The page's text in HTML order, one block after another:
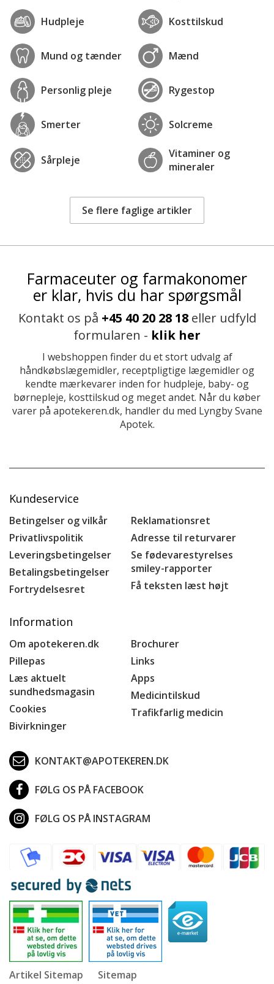
Hudpleje Kosttilskud
Mund og tænder Mænd
Personlig pleje Rygestop
Smerter Solcreme
Sårpleje
Vitaminer og
mineraler
Se flere faglige artikler
Farmaceuter og farmakonomer
er klar, hvis du har spørgsmål
Kontakt os på +45 40 20 28 18eller udfyld
formularen - klik her
I webshoppen finder du et stort udvalg af
håndkøbslægemidler, receptpligtige lægemidler og
kendte mærkevarer inden for hudpleje, baby- og
børnepleje, kosttilskud og meget andet. Når du køber
varer på apotekeren.dk, handler du med Lyngby Svane
Apotek.
Kundeservice
Betingelser og vilkår
Privatlivspolitik
Leveringsbetingelser
Betalingsbetingelser
Fortrydelsesret
Reklamationsret
Adresse til returvarer
Se fødevarestyrelses
smiley-rapporter
Få teksten læst højt
Information
Om apotekeren.dk
Pillepas
Læs aktuelt
sundhedsmagasin
Cookies
Bivirkninger
Brochurer
Links
Apps
Medicintilskud
Trafikfarlig medicin
KONTAKT@APOTEKEREN.DK
FØLG OS PÅ FACEBOOK
FØLG OS PÅ INSTAGRAM
Artikel Sitemap Sitemap